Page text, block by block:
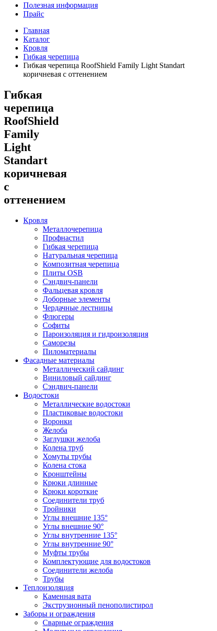
Полезная информация
Прайс
Главная
Каталог
Кровля
Гибкая черепица
Гибкая черепица RoofShield Family Light Standart
коричневая с оттенением
Гибкая
черепица
RoofShield
Family
Light
Standart
коричневая
с
оттенением
Кровля
Металлочерепица
Профнастил
Гибкая черепица
Натуральная черепица
Композитная черепица
Плиты OSB
Сэндвич-панели
Фальцевая кровля
Доборные элементы
Чердачные лестницы
Флюгеры
Софиты
Пароизоляция и гидроизоляция
Саморезы
Пиломатериалы
Фасадные материалы
Металлический сайдинг
Виниловый сайдинг
Сэндвич-панели
Водостоки
Металлические водостоки
Пластиковые водостоки
Воронки
Желоба
Заглушки желоба
Колена труб
Хомуты трубы
Колена стока
Кронштейны
Крюки длинные
Крюки короткие
Соединители труб
Тройники
Углы внешние 135°
Углы внешние 90°
Углы внутренние 135°
Углы внутренние 90°
Муфты трубы
Комплектующие для водостоков
Соединители желоба
Трубы
Теплоизоляция
Каменная вата
Экструзионный пенополистирол
Заборы и ограждения
Сварные ограждения